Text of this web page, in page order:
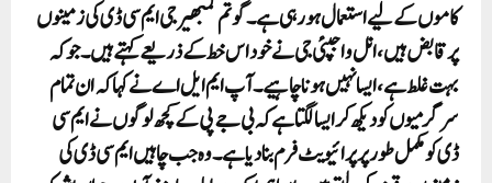
کاموں کے لیے استعمال ہو رہی ہے۔ گوتم گمبھیر جی ایم سی ڈی کی زمینوں
پر قابض ہیں، انل واجپئی جی نے خود اس خط کے ذریعے کہتے ہیں۔ جو کہ
بہت غلط ہے، ایسا نہیں ہونا چاہیے۔آپ ایم ایل اے نے کہا کہ ان تمام
سرگرمیوں کو دیکھ کر ایسا لگتا ہے کہ بی جے پی کے کچھ لوگوں نے ایم سی
ڈی کو مکمل طور پر پرائیویٹ فرم بنا دیا ہے۔ وہ جب چاہیں ایم سی ڈی کی